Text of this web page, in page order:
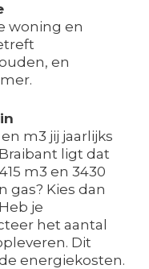
woning en
en
m3 jij jaarlijks
ligt dat
m3 en 3430
gas? Kies dan
je
het aantal
Dit
energiekosten.